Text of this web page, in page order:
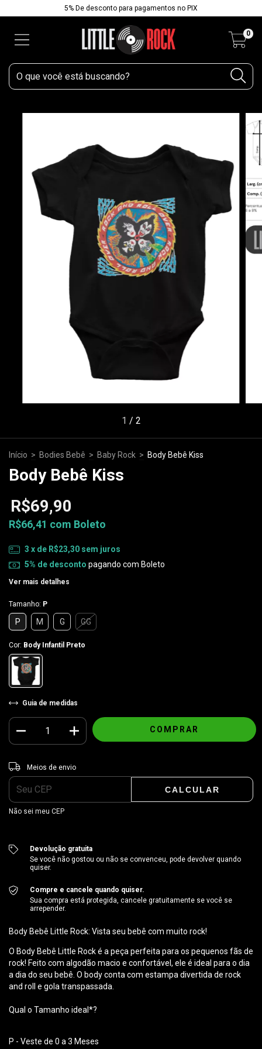
5% De desconto para pagamentos no PIX
0
1 / 2
Início > Bodies Bebê > Baby Rock > Body Bebê Kiss
Body Bebê Kiss
R$69,90
R$66,41 com Boleto
3 x de R$23,30 sem juros
5% de desconto pagando com Boleto
Ver mais detalhes
Tamanho: P
P M G GG
Cor: Body Infantil Preto
Guia de medidas
Entregas para o CEP:
Meios de envio
CALCULAR
Não sei meu CEP
Devolução gratuita
Se você não gostou ou não se convenceu, pode devolver quando
quiser.
Compre e cancele quando quiser.
Sua compra está protegida, cancele gratuitamente se você se
arrepender.
Body Bebê Little Rock: Vista seu bebê com muito rock!
O Body Bebê Little Rock é a peça perfeita para os pequenos fãs de
rock! Feito com algodão macio e confortável, ele é ideal para o dia
a dia do seu bebê. O body conta com estampa divertida de rock
and roll e gola transpassada.
Qual o Tamanho ideal*?
P - Veste de 0 a 3 Meses